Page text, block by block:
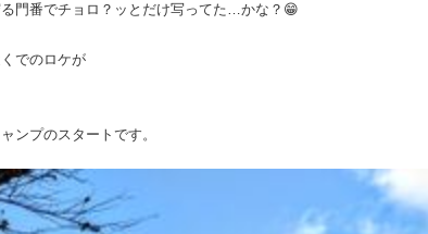
門番でチョロ？ッとだけ写ってた…かな？😁
でのロケが
ンプのスタートです。